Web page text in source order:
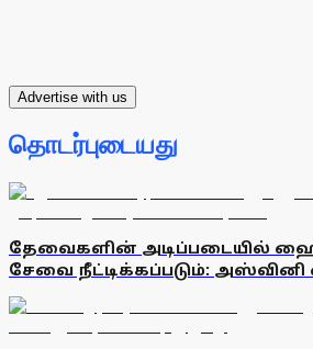
Advertise with us
தொடர்புடையது
தேவைகளின் அடிப்படையில்
சேவை நீட்டிக்கப்படும்: